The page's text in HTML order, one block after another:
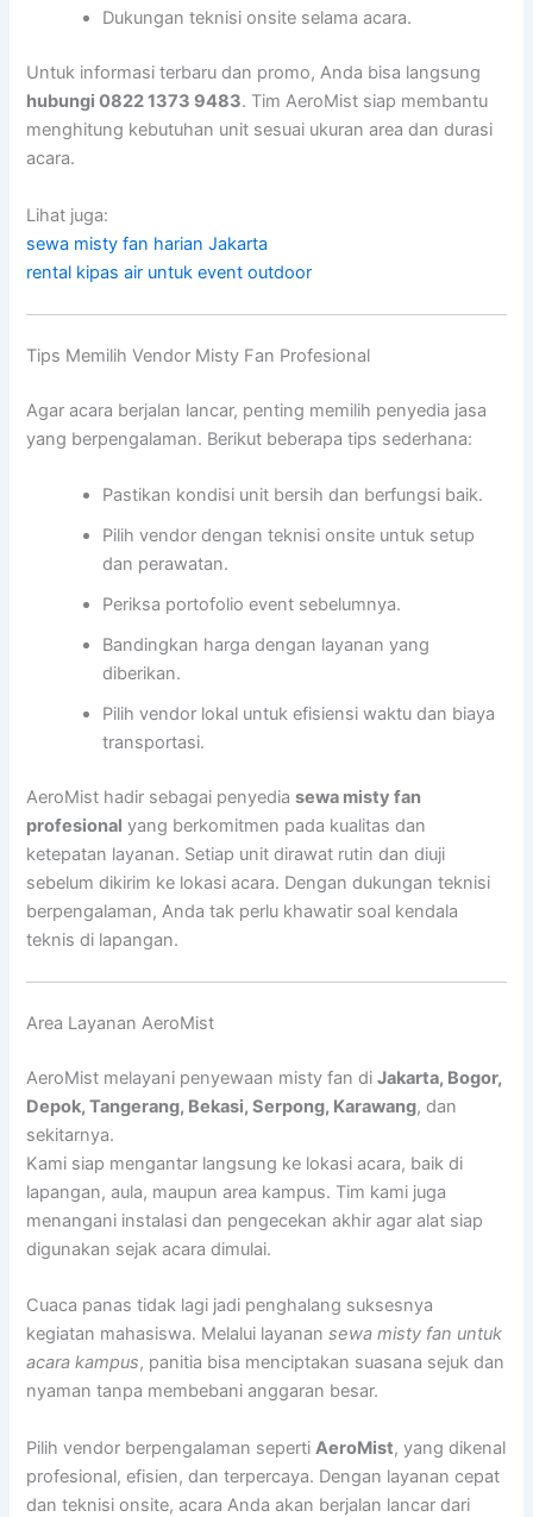
Dukungan teknisi onsite selama acara.
Untuk informasi terbaru dan promo, Anda bisa langsung
hubungi 0822 1373 9483. Tim AeroMist siap membantu
menghitung kebutuhan unit sesuai ukuran area dan durasi
acara.
Lihat juga:
sewa misty fan harian Jakarta
rental kipas air untuk event outdoor
Tips Memilih Vendor Misty Fan Profesional
Agar acara berjalan lancar, penting memilih penyedia jasa
yang berpengalaman. Berikut beberapa tips sederhana:
Pastikan kondisi unit bersih dan berfungsi baik.
Pilih vendor dengan teknisi onsite untuk setup
dan perawatan.
Periksa portofolio event sebelumnya.
Bandingkan harga dengan layanan yang
diberikan.
Pilih vendor lokal untuk efisiensi waktu dan biaya
transportasi.
AeroMist hadir sebagai penyediasewa misty fan
profesional yang berkomitmen pada kualitas dan
ketepatan layanan. Setiap unit dirawat rutin dan diuji
sebelum dikirim ke lokasi acara. Dengan dukungan teknisi
berpengalaman, Anda tak perlu khawatir soal kendala
teknis di lapangan.
Area Layanan AeroMist
AeroMist melayani penyewaan misty fan diJakarta, Bogor,
Depok, Tangerang, Bekasi, Serpong, Karawang, dan
sekitarnya.
Kami siap mengantar langsung ke lokasi acara, baik di
lapangan, aula, maupun area kampus. Tim kami juga
menangani instalasi dan pengecekan akhir agar alat siap
digunakan sejak acara dimulai.
Cuaca panas tidak lagi jadi penghalang suksesnya
kegiatan mahasiswa. Melalui layanansewa misty fan untuk
acara kampus, panitia bisa menciptakan suasana sejuk dan
nyaman tanpa membebani anggaran besar.
Pilih vendor berpengalaman sepertiAeroMist, yang dikenal
profesional, efisien, dan terpercaya. Dengan layanan cepat
dan teknisi onsite, acara Anda akan berjalan lancar dari